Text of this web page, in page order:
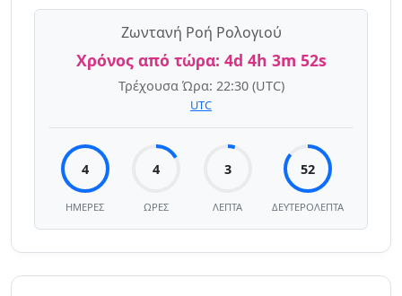
Ζωντανή Ροή Ρολογιού
Χρόνος από τώρα: 4d 4h 3m 52s
Τρέχουσα Ώρα: 22:30 (UTC)
UTC
4
ΗΜΈΡΕΣ
4
ΩΡΕΣ
3
ΛΕΠΤΆ
52
ΔΕΥΤΕΡΌΛΕΠΤΑ